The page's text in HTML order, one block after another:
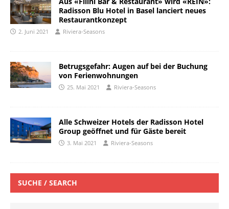
Radisson Blu Hotel in Basel lanciert neues
Restaurantkonzept
2. Juni 2021 Riviera-Seasons
Betrugsgefahr: Augen auf bei der Buchung
von Ferienwohnungen
25. Mai 2021 Riviera-Seasons
Alle Schweizer Hotels der Radisson Hotel
Group geöffnet und für Gäste bereit
3. Mai 2021 Riviera-Seasons
SUCHE / SEARCH